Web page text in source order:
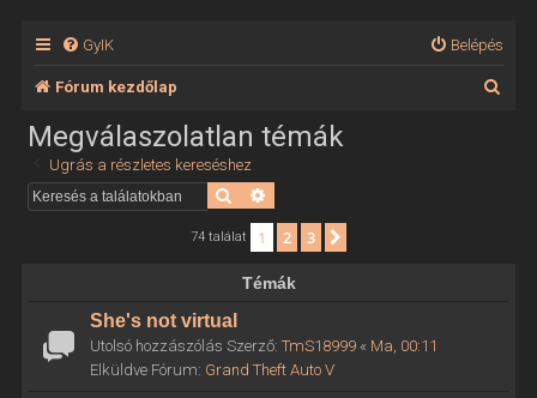
GyIK Belépés
Fórum kezdőlap
Megválaszolatlan témák
Ugrás a részletes kereséshez
Keresés
74 találat 1 2 3
Témák
She's not virtual
Utolsó hozzászólás Szerző: TmS18999« Ma, 00:11
Elküldve Fórum: Grand Theft Auto V